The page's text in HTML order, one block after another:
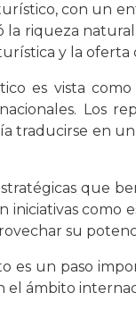
con un
riqueza
y la oferta
es vista
Los
traducirse en
que
como
su
un paso
el ámbito